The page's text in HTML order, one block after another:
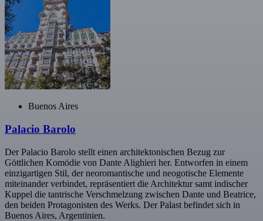
Buenos Aires
Palacio Barolo
Der Palacio Barolo stellt einen architektonischen Bezug zur
Göttlichen Komödie von Dante Alighieri her. Entworfen in einem
einzigartigen Stil, der neoromantische und neogotische Elemente
miteinander verbindet, repräsentiert die Architektur samt indischer
Kuppel die tantrische Verschmelzung zwischen Dante und Beatrice,
den beiden Protagonisten des Werks. Der Palast befindet sich in
Buenos Aires, Argentinien.